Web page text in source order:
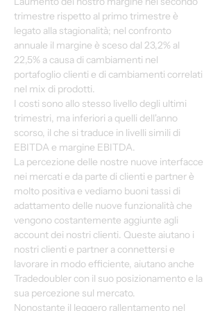
trimestre rispetto al primo trimestre è
legato alla stagionalità; nel confronto
annuale il margine è sceso dal 23,2% al
22,5% a causa di cambiamenti nel
portafoglio clienti e di cambiamenti correlati
nel mix di prodotti.
I costi sono allo stesso livello degli ultimi
trimestri, ma inferiori a quelli dell'anno
scorso, il che si traduce in livelli simili di
EBITDA e margine EBITDA.
La percezione delle nostre nuove interfacce
nei mercati e da parte di clienti e partner è
molto positiva e vediamo buoni tassi di
adattamento delle nuove funzionalità che
vengono costantemente aggiunte agli
account dei nostri clienti. Queste aiutano i
nostri clienti e partner a connettersi e
lavorare in modo efficiente, aiutano anche
Tradedoubler con il suo posizionamento e la
sua percezione sul mercato.
Nonostante il leggero rallentamento nel